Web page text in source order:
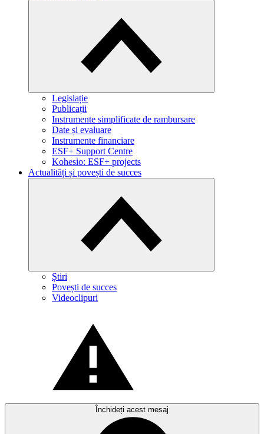
Legislație
Publicații
Instrumente simplificate de rambursare
Date și evaluare
Instrumente financiare
ESF+ Support Centre
Kohesio: ESF+ projects
Actualități și povești de succes
Știri
Povești de succes
Videoclipuri
Închideți acest mesaj